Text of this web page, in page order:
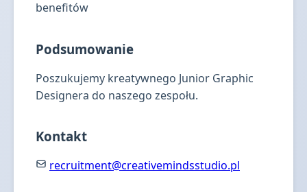
benefitów
Podsumowanie
Poszukujemy kreatywnego Junior Graphic
Designera do naszego zespołu.
Kontakt
recruitment@creativemindsstudio.pl